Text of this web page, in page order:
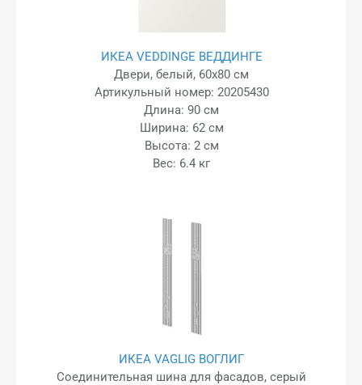
ИКЕА VEDDINGE ВЕДДИНГЕ
Двери, белый, 60x80 см
Артикульный номер: 20205430
Длина: 90 см
Ширина: 62 см
Высота: 2 см
Вес: 6.4 кг
ИКЕА VAGLIG ВОГЛИГ
Соединительная шина для фасадов, серый